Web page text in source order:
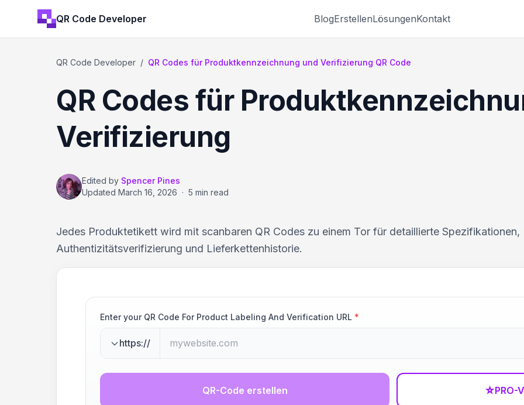
QR Code Developer BlogErstellenLösungenKontakt
QR Code Developer / QR Codes für Produktkennzeichnung und Verifizierung QR Code
QR Codes für
Verifizierung
Edited by Spencer Pines
Updated March 16, 2026 · 5 min read
Jedes Produktetikett wird mit scanbaren QR Codes zu einem Tor für detaillierte Spezifikationen,
Authentizitätsverifizierung und Lieferkettenhistorie.
Enter your QR Code For Product Labeling And Verification URL *
https://
QR-Code erstellen ☆PRO-